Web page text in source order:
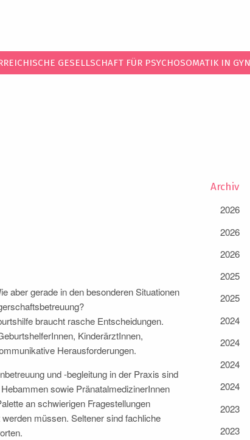
GESELLSCHAFT FÜR PSYCHOSOMATIK IN
aber gerade in den besonderen Situationen
braucht rasche Entscheidungen.
KinderärztInnen,
Herausforderungen.
und -begleitung in der Praxis sind
sowie PränatalmedizinerInnen
an schwierigen Fragestellungen
müssen. Seltener sind fachliche
Archiv
2026
2026
2026
2025
2025
2024
2024
2024
2024
2023
2023